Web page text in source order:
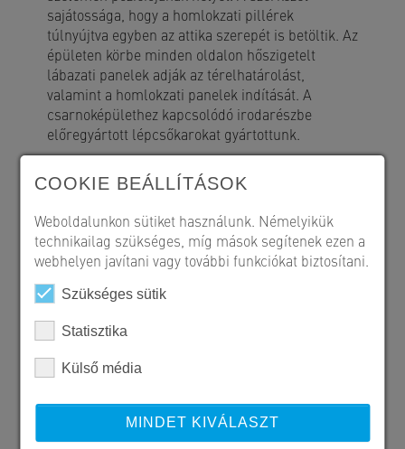
sajátossága, hogy a homlokzati pillérek
túlnyújtva egyben az attika szerepét is betöltik. Az
épületen körbe minden oldalon hőszigetelt
lábazati panelek adják az térelhatárolást,
valamint a homlokzati panelek indítását. A
csarnoképülethez kapcsolódó irodarészbe
előregyártott lépcsőkarokat gyártottunk.
COOKIE BEÁLLÍTÁSOK
Weboldalunkon sütiket használunk. Némelyikük
technikailag szükséges, míg mások segítenek ezen a
webhelyen javítani vagy további funkciókat biztosítani.
Szükséges sütik
Statisztika
Külső média
MINDET KIVÁLASZT